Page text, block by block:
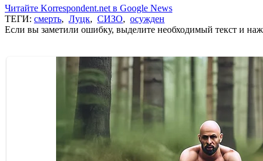
Читайте Korrespondent.net в Google News
ТЕГИ: смерть, Луцк, СИЗО, осужден
Если вы заметили ошибку, выделите необходимый текст и